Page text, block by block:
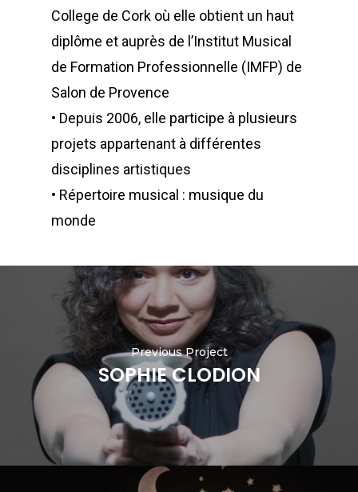
College de Cork où elle obtient un haut
diplôme et auprès de l’Institut Musical
de Formation Professionnelle (IMFP) de
Salon de Provence
• Depuis 2006, elle participe à plusieurs
projets appartenant à différentes
disciplines artistiques
• Répertoire musical : musique du
monde
Previous Project
SOPHIE CLODION